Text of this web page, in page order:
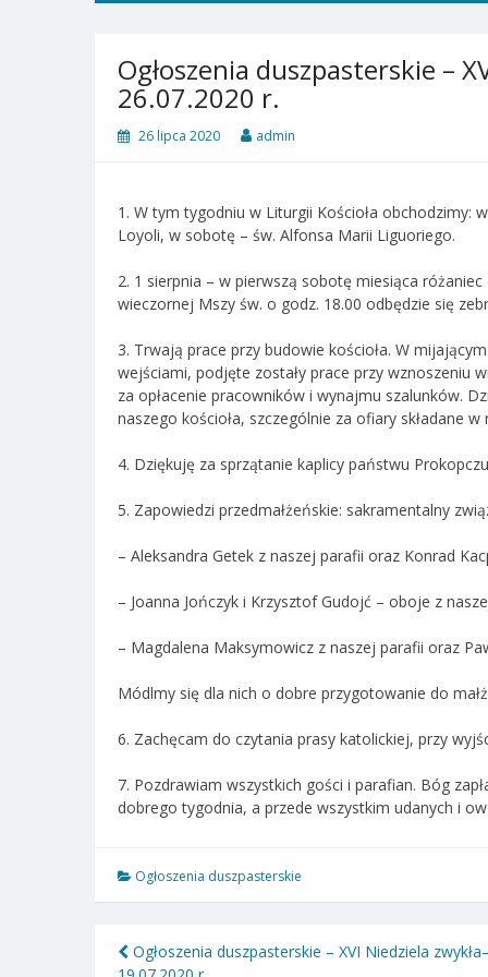
Ogłoszenia duszpasterskie –
26.07.2020 r.
26 lipca 2020 admin
1. W tym tygodniu w Liturgii Kościoła obchodzimy:
Loyoli, w sobotę – św. Alfonsa Marii Liguoriego.
2. 1 sierpnia – w pierwszą sobotę miesiąca
wieczornej Mszy św. o godz. 18.00 odbędzie się
3. Trwają prace przy budowie kościoła. W
wejściami, podjęte zostały prace przy wznoszeniu
za opłacenie pracowników i wynajmu szalunków.
naszego kościoła, szczególnie za ofiary składane w
4. Dziękuję za sprzątanie kaplicy państwu
5. Zapowiedzi przedmałżeńskie: sakramentalny
– Aleksandra Getek z naszej parafii oraz Konrad
– Joanna Jończyk i Krzysztof Gudojć – oboje z
– Magdalena Maksymowicz z naszej parafii oraz
Módlmy się dla nich o dobre przygotowanie do
6. Zachęcam do czytania prasy katolickiej, przy
7. Pozdrawiam wszystkich gości i parafian. Bóg
dobrego tygodnia, a przede wszystkim udanych i
Ogłoszenia duszpasterskie
Nawigacja
Ogłoszenia duszpasterskie – XVI Niedziela zwykła–